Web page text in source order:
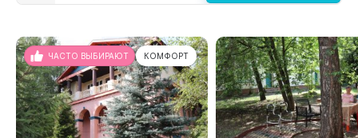
ЧАСТО ВЫБИРАЮТ КОМФОРТ